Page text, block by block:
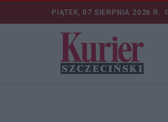
PIĄTEK, 07 SIERPNIA 2026 R.